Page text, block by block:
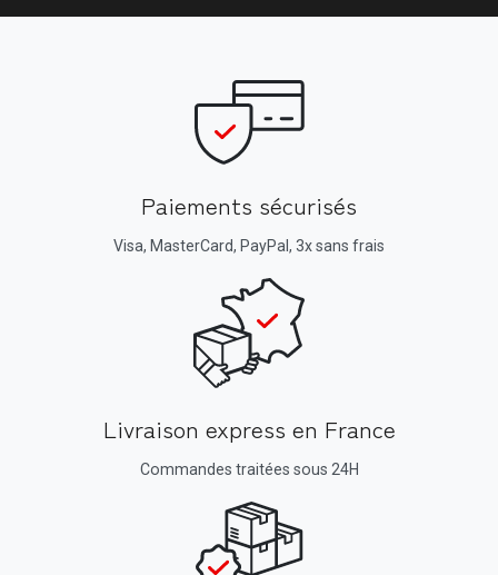
Paiements sécurisés
Visa, MasterCard, PayPal, 3x sans frais
Livraison express en France
Commandes traitées sous 24H